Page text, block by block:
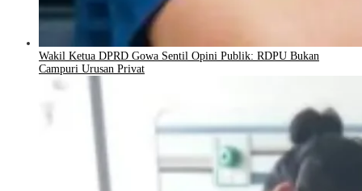
Wakil Ketua DPRD Gowa Sentil Opini Publik: RDPU Bukan
Campuri Urusan Privat